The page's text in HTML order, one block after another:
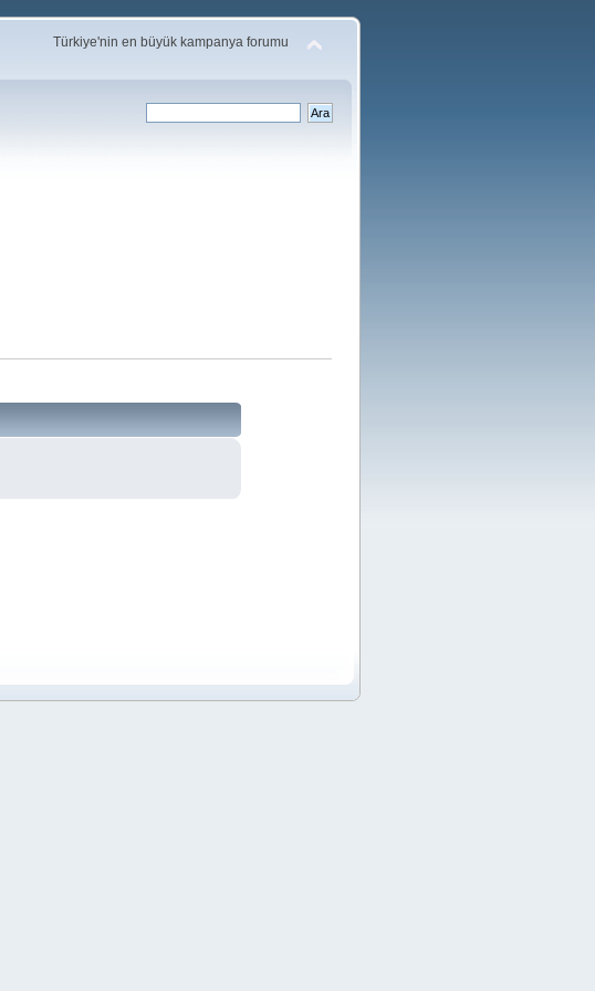
Türkiye'nin en büyük kampanya forumu